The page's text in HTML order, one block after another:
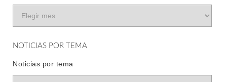
NOTICIAS POR TEMA
Noticias por tema